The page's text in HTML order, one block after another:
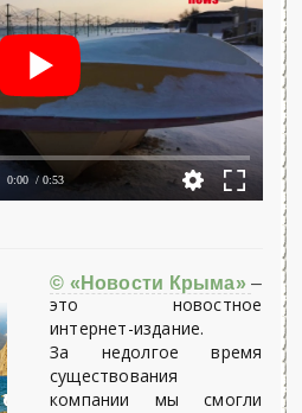
0:00 / 0:53
© «Новости Крыма»–
это новостное
интернет-издание.
За недолгое время
существования
компании мы смогли